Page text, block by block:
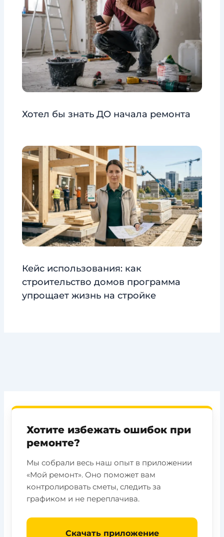
Хотел бы знать ДО начала ремонта
Кейс использования: как
строительство домов программа
упрощает жизнь на стройке
Хотите избежать ошибок при
ремонте?
Мы собрали весь наш опыт в приложении
«Мой ремонт». Оно поможет вам
контролировать сметы, следить за
графиком и не переплачива.
Скачать приложение